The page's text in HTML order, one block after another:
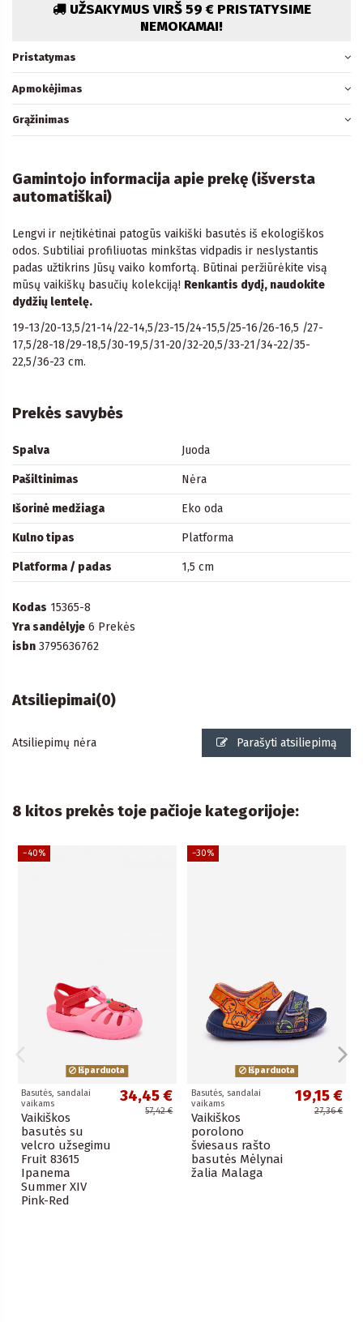
UŽSAKYMUS VIRŠ 59 € PRISTATYSIME
NEMOKAMAI!
Pristatymas
Apmokėjimas
Grąžinimas
Gamintojo informacija apie prekę (išversta
automatiškai)
Lengvi ir neįtikėtinai patogūs vaikiški basutės iš ekologiškos
odos. Subtiliai profiliuotas minkštas vidpadis ir neslystantis
padas užtikrins Jūsų vaiko komfortą. Būtinai peržiūrėkite visą
mūsų vaikiškų basučių kolekciją! Renkantis dydį, naudokite
dydžių lentelę.
19-13/20-13,5/21-14/22-14,5/23-15/24-15,5/25-16/26-16,5 /27-
17,5/28-18/29-18,5/30-19,5/31-20/32-20,5/33-21/34-22/35-
22,5/36-23 cm.
Prekės savybės
Spalva Juoda
Pašiltinimas Nėra
Išorinė medžiaga Eko oda
Kulno tipas Platforma
Platforma / padas 1,5 cm
Kodas 15365-8
Yra sandėlyje 6 Prekės
isbn 3795636762
Atsiliepimai(0)
Atsiliepimų nėra Parašyti atsiliepimą
8 kitos prekės toje pačioje kategorijoje:
−40%
Išparduota
Basutės, sandalai
vaikams
Vaikiškos
basutės su
velcro užsegimu
Fruit 83615
Ipanema
Summer XIV
Pink-Red
34,45 €
57,42 €
−30%
Išparduota
Basutės, sandalai
vaikams
Vaikiškos
porolono
šviesaus rašto
basutės Mėlynai
žalia Malaga
19,15 €
27,36 €